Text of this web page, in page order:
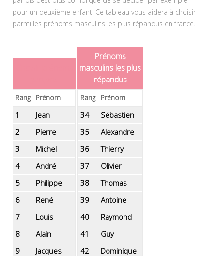
pour un deuxième enfant. Ce tableau vous aidera à choisir
parmi les prénoms masculins les plus répandus en france.
Rang Prénom
1
Jean
2
Pierre
3
Michel
4
André
5
Philippe
6
René
7
Louis
8
Alain
9
Jacques
Prénoms
masculins les plus
répandus
Rang Prénom
34
Sébastien
35
Alexandre
36
Thierry
37
Olivier
38
Thomas
39
Antoine
40
Raymond
41
Guy
42
Dominique